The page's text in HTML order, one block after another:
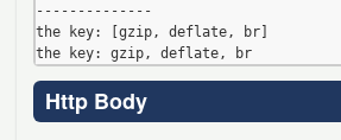
--------------
the key: [gzip, deflate, br]
Http Body